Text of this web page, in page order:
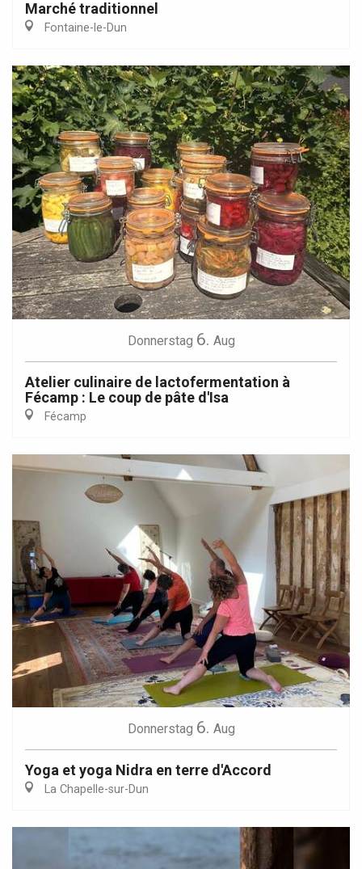
Marché traditionnel
Fontaine-le-Dun
Donnerstag 6. Aug
Atelier culinaire de lactofermentation à
Fécamp : Le coup de pâte d'Isa
Fécamp
Donnerstag 6. Aug
Yoga et yoga Nidra en terre d'Accord
La Chapelle-sur-Dun